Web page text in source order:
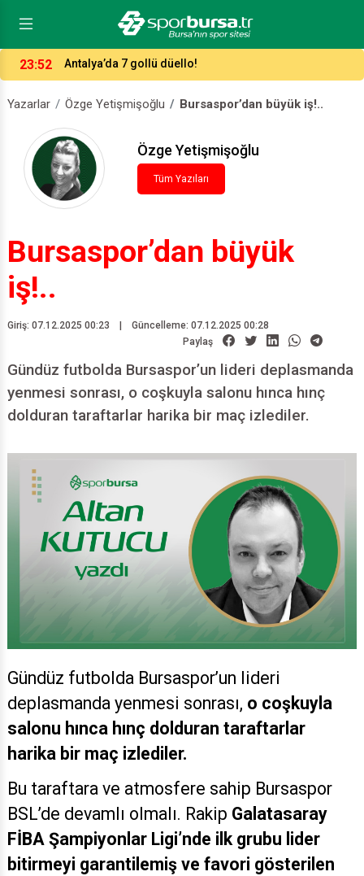
23:52 Antalya’da 7 gollü düello!
Yazarlar Özge Yetişmişoğlu Bursaspor’dan büyük iş!..
Özge Yetişmişoğlu
Tüm Yazıları
Bursaspor’dan büyük
iş!..
Giriş: 07.12.2025 00:23 |
Güncelleme: 07.12.2025 00:28
Paylaş
Gündüz futbolda Bursaspor’un lideri deplasmanda
yenmesi sonrası, o coşkuyla salonu hınca hınç
dolduran taraftarlar harika bir maç izlediler.
Gündüz futbolda Bursaspor’un lideri
deplasmanda yenmesi sonrası, o coşkuyla
salonu hınca hınç dolduran taraftarlar
harika bir maç izlediler.
Bu taraftara ve atmosfere sahip Bursaspor
BSL’de devamlı olmalı. Rakip Galatasaray
FİBA Şampiyonlar Ligi’nde ilk grubu lider
bitirmeyi garantilemiş ve favori gösterilen